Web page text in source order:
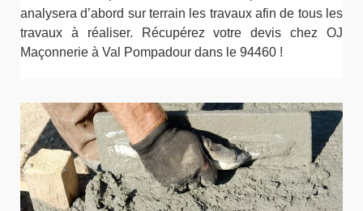
analysera d’abord sur terrain les travaux afin de tous les
travaux à réaliser. Récupérez votre devis chez OJ
Maçonnerie à Val Pompadour dans le 94460 !